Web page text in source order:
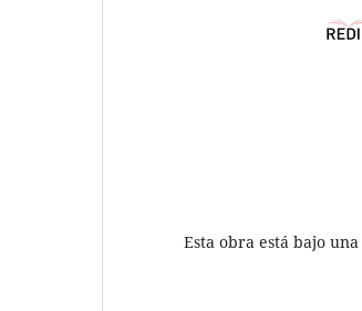
Esta obra está bajo una